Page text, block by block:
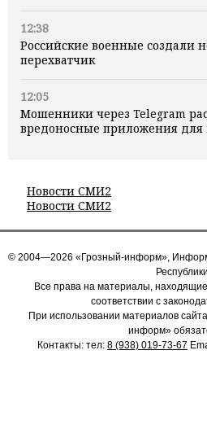
12:38
Российские военные создали
перехватчик
12:05
Мошенники через Telegram
вредоносные приложения для
Новости СМИ2
Новости СМИ2
© 2004—2026 «Грозный-информ»,
Республики
Все права на материалы,
соответствии с
При использовании материалов
информ»
Контакты: тел: 8 (938) 019-73-67